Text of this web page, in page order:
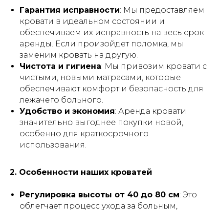
Гарантия исправности: Мы предоставляем
кровати в идеальном состоянии и
обеспечиваем их исправность на весь срок
аренды. Если произойдет поломка, мы
заменим кровать на другую.
Чистота и гигиена: Мы привозим кровати с
чистыми, новыми матрасами, которые
обеспечивают комфорт и безопасность для
лежачего больного.
Удобство и экономия: Аренда кровати
значительно выгоднее покупки новой,
особенно для краткосрочного
использования.
2. Особенности наших кроватей
Регулировка высоты от 40 до 80 см: Это
облегчает процесс ухода за больным,
лечение. Перед использованием
любых рекомендаций, упомянутых в
статье методов лечения, препаратов
или медицинских изделий,
обязательно проконсультируйтесь с
квалифицированным врачом. Помните,
что самолечение может нанести вред
вашему здоровью. Автор и издатель не
несут ответственности за возможные
негативные последствия, вызванные
использованием информации из статьи.